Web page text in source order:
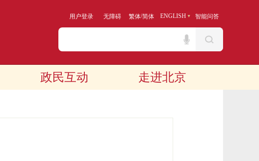
用户登录 无障碍 繁体/简体 ENGLISH 智能问答
政民互动 走进北京